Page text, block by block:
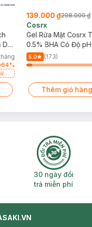
Da
64%
139.000 ₫298.000 ₫
Cosrx
Gel Rửa Mặt Cosrx
0.5% BHA Có Độ
150ml
5.0
(173)
Thêm giỏ hàng
phí 2H 30 ngày
30 ngày đổi
trả miễn phí